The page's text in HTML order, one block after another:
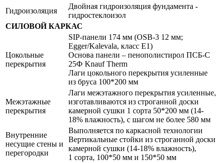
Гидроизоляция
Двойная гидроизоляция фундамента -
гидростеклоизол
СИЛОВОЙ КАРКАС
Цокольные
перекрытия
SIP-панели 174 мм (OSB-3 12 мм;
Egger/Kalevala, класс Е1)
Основа панели – пенополистирол ПСБ-С
25Ф Knauf Therm
Лаги цокольного перекрытия усиленные
из бруса 100*200 мм
Межэтажные
перекрытия
Лаги межэтажного перекрытия усиленные,
изготавливаются из строганной доски
камерной сушки 1 сорта 50*200 мм (14-
18% влажность), с шагом не более 580 мм
Внутренние
несущие стены и
перегородки
Выполняется по каркасной технологии
Вертикальные стойки из строганной доски
камерной сушки (14-18% влажность),
1 сорта, 100*50 мм и 150*50 мм